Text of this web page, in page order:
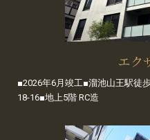
エク
■2026年6月竣工■溜池山王駅徒
18-16■地上5階 RC造